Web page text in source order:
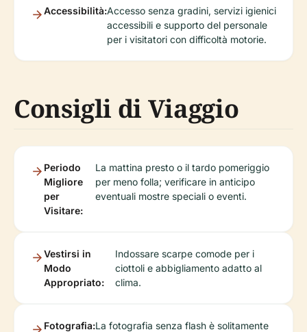
Accessibilità:Accesso senza gradini, servizi igienici
accessibili e supporto del personale
per i visitatori con difficoltà motorie.
Consigli di Viaggio
Periodo
Migliore
per
Visitare:
La mattina presto o il tardo pomeriggio
per meno folla; verificare in anticipo
eventuali mostre speciali o eventi.
Vestirsi in
Modo
Appropriato:
Indossare scarpe comode per i
ciottoli e abbigliamento adatto al
clima.
Fotografia:La fotografia senza flash è solitamente